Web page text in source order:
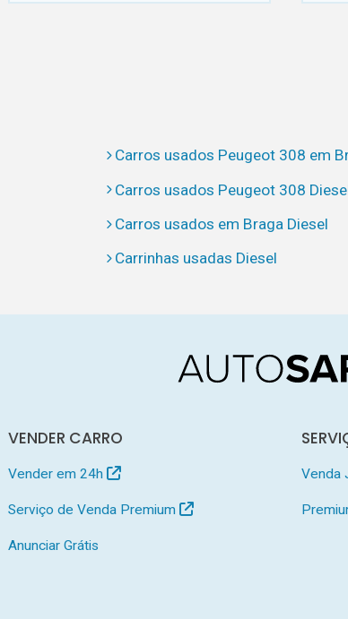
Carros usados Peugeot 308 em
Carros usados Peugeot 308
Carros usados em Braga Diesel
Carrinhas usadas Diesel
VENDER CARRO
Vender em 24h
Serviço de Venda Premium
Anunciar Grátis
Venda